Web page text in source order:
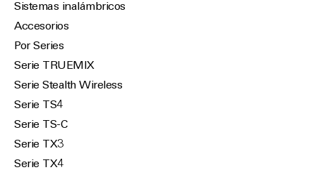
Sistemas inalámbricos
Accesorios
Por Series
Serie TRUEMIX
Serie Stealth Wireless
Serie TS4
Serie TS-C
Serie TX3
Serie TX4